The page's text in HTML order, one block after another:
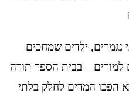
נגמרים, ילדים שמחכים
למורים – בבית הספר תורה
הפכו המדים לחלק בלתי